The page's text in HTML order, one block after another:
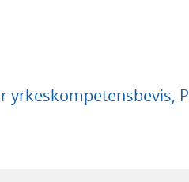
yrkeskompetensbevis,